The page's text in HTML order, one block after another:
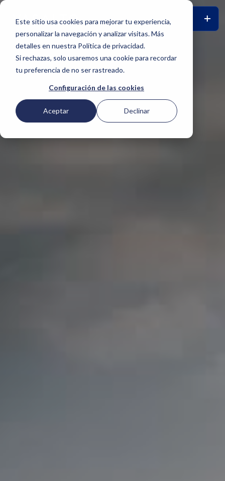
Este sitio usa cookies para mejorar tu experiencia,
personalizar la navegación y analizar visitas. Más
detalles en nuestra Política de privacidad.
Si rechazas, solo usaremos una cookie para recordar
tu preferencia de no ser rastreado.
Configuración de las cookies
Aceptar Declinar